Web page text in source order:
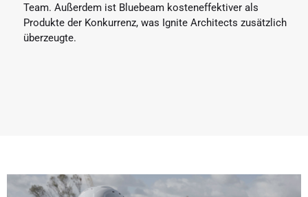
Team. Außerdem ist Bluebeam kosteneffektiver als
Produkte der Konkurrenz, was Ignite Architects zusätzlich
überzeugte.